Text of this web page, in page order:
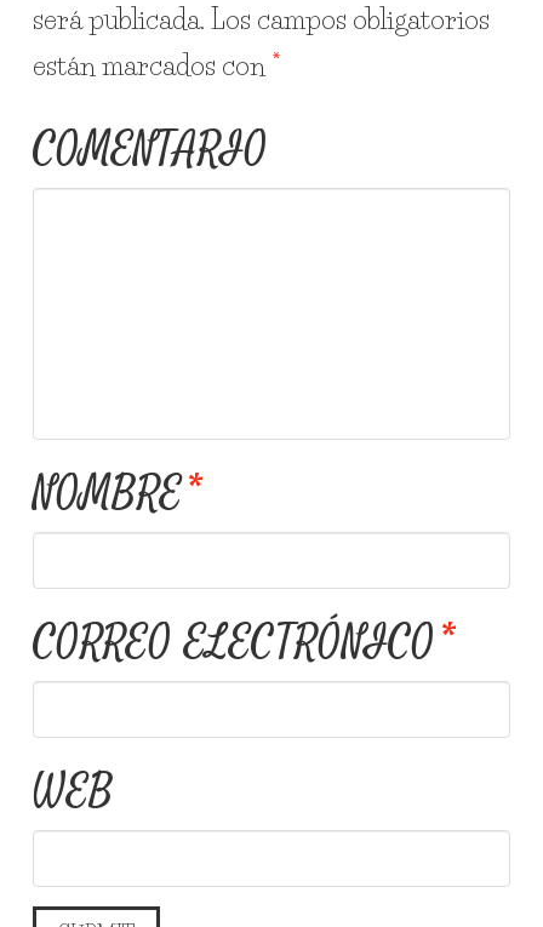
será publicada. Los campos obligatorios
están marcados con *
COMENTARIO
NOMBRE*
CORREO ELECTRÓNICO*
WEB